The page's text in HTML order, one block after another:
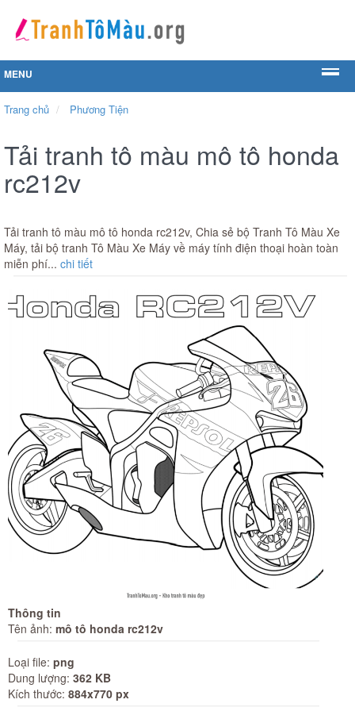
MENU
Trang chủ Phương Tiện
Tải tranh tô màu mô tô honda
rc212v
Tải tranh tô màu mô tô honda rc212v, Chia sẻ bộ Tranh Tô Màu Xe
Máy, tải bộ tranh Tô Màu Xe Máy về máy tính điện thoại hoàn toàn
miễn phí... chi tiết
Thông tin
Tên ảnh: mô tô honda rc212v
Loại file: png
Dung lượng: 362 KB
Kích thước: 884x770 px